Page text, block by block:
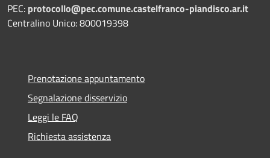
PEC: protocollo@pec.comune.castelfranco-piandisco.ar.it
Centralino Unico: 800019398
Prenotazione appuntamento
Segnalazione disservizio
Leggi le FAQ
Richiesta assistenza